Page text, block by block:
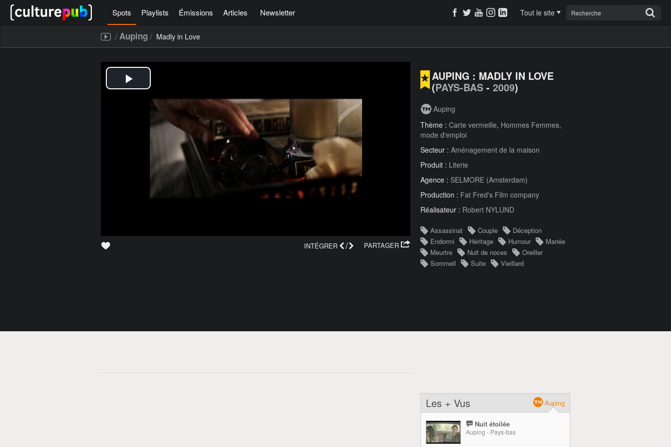
Spots Playlists Émissions Articles Newsletter Tout le site
/Auping / Madly in Love
PARTAGER
INTÉGRER /
AUPING : MADLY IN LOVE
(PAYS-BAS - 2009)
Auping
Thème : Carte vermeille, Hommes Femmes,
mode d'emploi
Secteur : Aménagement de la maison
Produit : Literie
Agence : SELMORE (Amsterdam)
Production : Fat Fred's Film company
Réalisateur : Robert NYLUND
Assassinat Couple
Déception
Endormi
Héritage Humour
Mariée
Meurtre
Nuit de noces
Oreiller
Sommeil
Suite Vieillard
Les + Vus Auping
Nuit étoilée
Auping - Pays-bas